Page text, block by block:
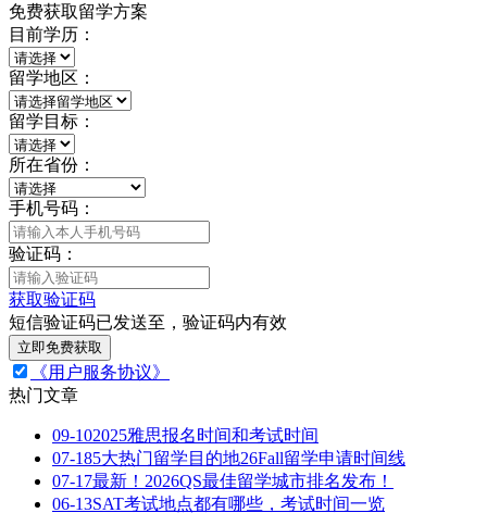
免费获取留学方案
目前学历：
留学地区：
留学目标：
所在省份：
手机号码：
验证码：
获取验证码
短信验证码已发送至 ，验证码内有效
立即免费获取
《用户服务协议》
热门文章
09-102025雅思报名时间和考试时间
07-185大热门留学目的地26Fall留学申请时间线
07-17最新！2026QS最佳留学城市排名发布！
06-13SAT考试地点都有哪些，考试时间一览